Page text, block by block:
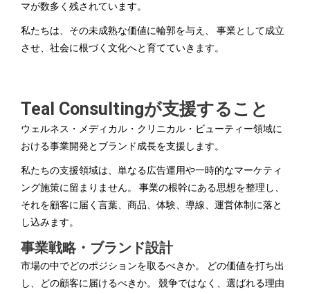
マが数多く残されています。
私たちは、その未成熟な価値に輪郭を与え、 事業として成立
させ、社会に根づく文化へと育てていきます。
Teal Consultingが支援すること
ウェルネス・メディカル・クリニカル・ビューティー領域に
おける事業開発とブランド成長を支援します。
私たちの支援領域は、単なる広告運用や一時的なマーケティ
ング施策に留まりません。 事業の根幹にある思想を整理し、
それを顧客に届く言葉、商品、体験、導線、運営体制に落と
し込みます。
事業戦略・ブランド設計
市場の中でどのポジションを取るべきか。 どの価値を打ち出
し、どの顧客に届けるべきか。 競争ではなく、選ばれる理由